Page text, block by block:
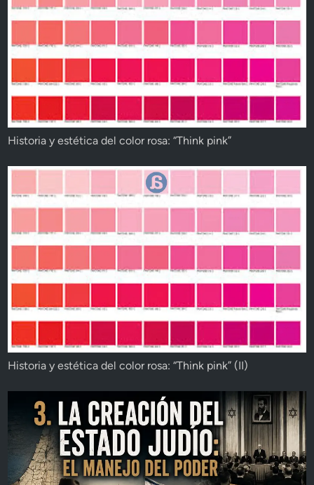
Historia y estética del color rosa: “Think pink”
Historia y estética del color rosa: “Think pink” (II)